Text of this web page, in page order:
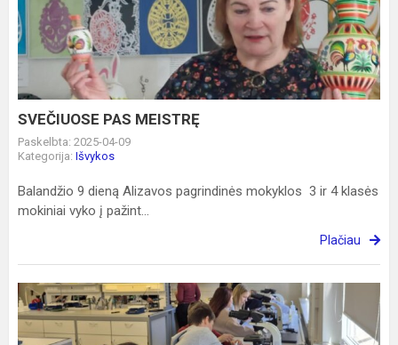
MEISTRĘ
SVEČIUOSE PAS MEISTRĘ
Paskelbta: 2025-04-09
Kategorija: Išvykos
Balandžio 9 dieną Alizavos pagrindinės mokyklos 3 ir 4 klasės
mokiniai vyko į pažint...
Plačiau
STEAM
chemijos
pamoka